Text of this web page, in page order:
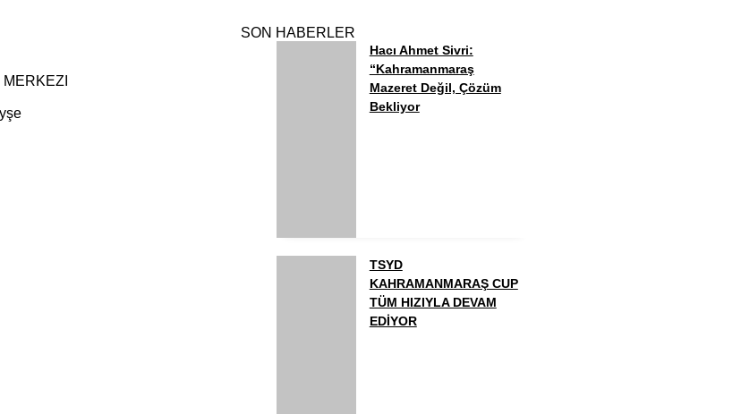
SON HABERLER
Hacı Ahmet Sivri:
“Kahramanmaraş
Mazeret Değil, Çözüm
Bekliyor
TSYD
KAHRAMANMARAŞ CUP
TÜM HIZIYLA DEVAM
EDİYOR